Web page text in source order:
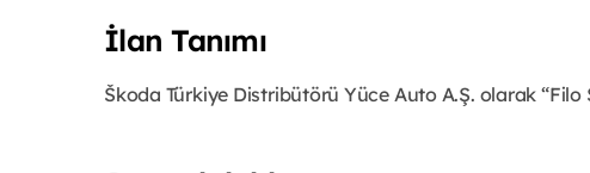
İlan Tanımı
Škoda Türkiye Distribütörü Yüce Auto A.Ş. olarak “Filo